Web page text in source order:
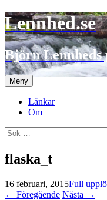
Lennhed.se
Björn Lennheds
Meny Hoppa
till
innehåll
Länkar
Om
Sök
efter:
flaska_t
16 februari, 2015Full
← Föregående Nästa →